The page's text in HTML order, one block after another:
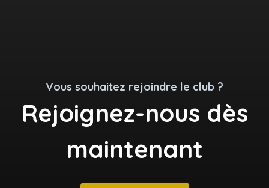
Vous souhaitez rejoindre le club ?
Rejoignez-nous dès
maintenant